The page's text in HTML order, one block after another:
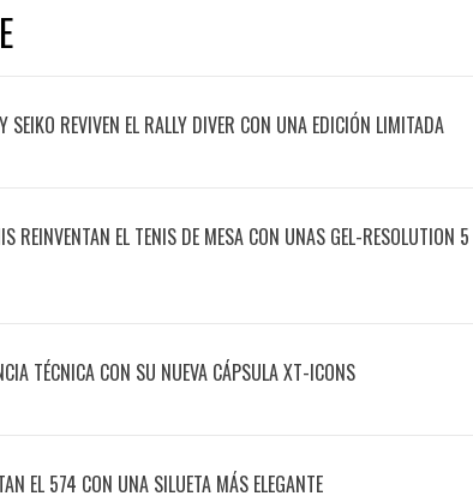
REVIVEN EL RALLY DIVER CON UNA EDICIÓN LIMITADA
REINVENTAN EL TENIS DE MESA CON UNAS GEL-RESOLUTION 5
TÉCNICA CON SU NUEVA CÁPSULA XT-ICONS
EL 574 CON UNA SILUETA MÁS ELEGANTE